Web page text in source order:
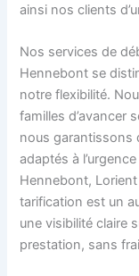
ainsi nos clients
Nos services de
Hennebont se
notre flexibilité.
familles d’avancer
nous garantissons
adaptés à
Hennebont,
tarification est un
une visibilité claire
prestation, sans